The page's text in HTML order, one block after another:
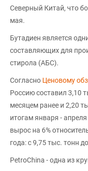
Северный Китай, что
мая.
Бутадиен является
составляющих для
стирола (АБС).
Согласно Ценовому
Россию составил 3,10
месяцем ранее и 2,20
итогам января -
вырос на 6%
года: с 9,75 тыс. тонн
PetroChina - одна из